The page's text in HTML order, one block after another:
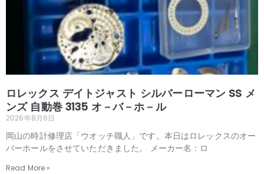
ロレックス デイトジャスト シルバーローマン SS メ
ンズ 自動巻 3135 オ－バ－ホ－ル
2026年8月6日
岡山の時計修理店「ウオッチ職人」です。本日はロレックスのオー
バーホールをさせていただきました。 メーカー名：ロ
Read More »